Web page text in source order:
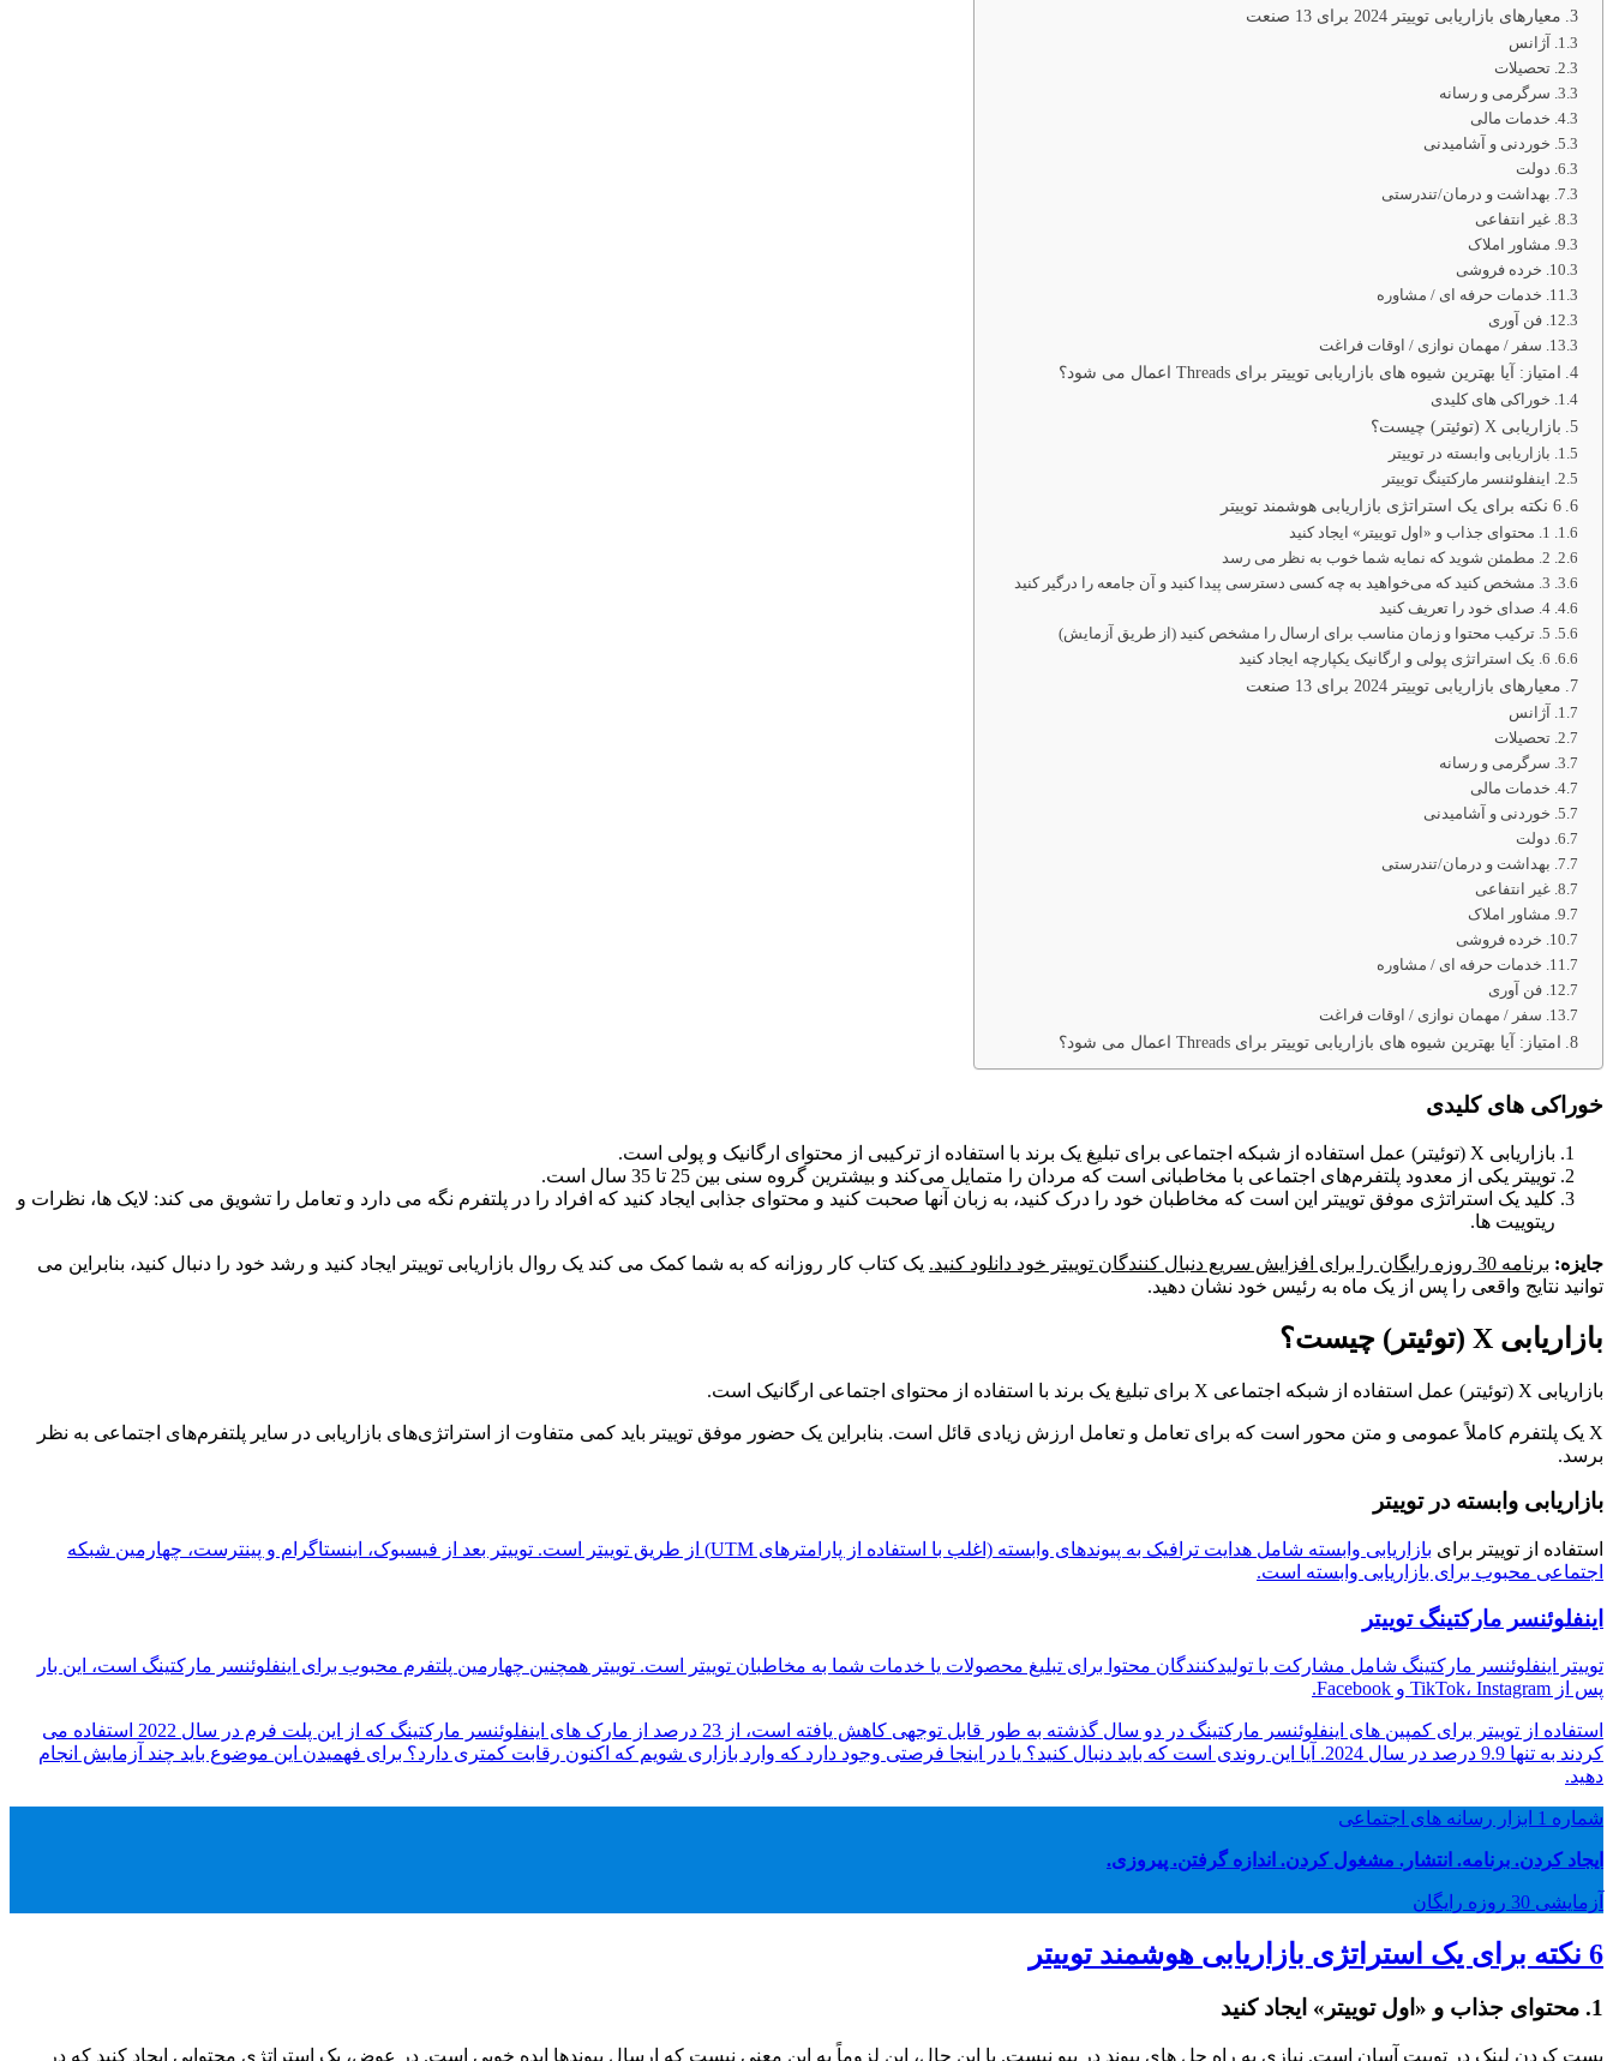
معیارهای بازاریابی توییتر 2024 برای 13 صنعت
آژانس
تحصیلات
سرگرمی و رسانه
خدمات مالی
خوردنی و آشامیدنی
دولت
بهداشت و درمان/تندرستی
غیر انتفاعی
مشاور املاک
خرده فروشی
خدمات حرفه ای / مشاوره
فن آوری
سفر / مهمان نوازی / اوقات فراغت
امتیاز: آیا بهترین شیوه های بازاریابی توییتر برای Threads اعمال می شود؟
خوراکی های کلیدی
بازاریابی X (توئیتر) چیست؟
بازاریابی وابسته در توییتر
اینفلوئنسر مارکتینگ توییتر
6 نکته برای یک استراتژی بازاریابی هوشمند توییتر
1. محتوای جذاب و «اول توییتر» ایجاد کنید
2. مطمئن شوید که نمایه شما خوب به نظر می رسد
3. مشخص کنید که می‌خواهید به چه کسی دسترسی پیدا کنید و آن جامعه را درگیر کنید
4. صدای خود را تعریف کنید
5. ترکیب محتوا و زمان مناسب برای ارسال را مشخص کنید (از طریق آزمایش)
6. یک استراتژی پولی و ارگانیک یکپارچه ایجاد کنید
معیارهای بازاریابی توییتر 2024 برای 13 صنعت
آژانس
تحصیلات
سرگرمی و رسانه
خدمات مالی
خوردنی و آشامیدنی
دولت
بهداشت و درمان/تندرستی
غیر انتفاعی
مشاور املاک
خرده فروشی
خدمات حرفه ای / مشاوره
فن آوری
سفر / مهمان نوازی / اوقات فراغت
امتیاز: آیا بهترین شیوه های بازاریابی توییتر برای Threads اعمال می شود؟
خوراکی های کلیدی
بازاریابی X (توئیتر) عمل استفاده از شبکه اجتماعی برای تبلیغ یک برند با استفاده از ترکیبی از محتوای ارگانیک و پولی است.
توییتر یکی از معدود پلتفرم‌های اجتماعی با مخاطبانی است که مردان را متمایل می‌کند و بیشترین گروه سنی بین 25 تا 35 سال است.
کلید یک استراتژی موفق توییتر این است که مخاطبان خود را درک کنید، به زبان آنها صحبت کنید و محتوای جذابی ایجاد کنید که افراد را در پلتفرم نگه می دارد و تعامل را تشویق می کند: لایک ها، نظرات و
ریتوییت ها.
جایزه: برنامه 30 روزه رایگان را برای افزایش سریع دنبال کنندگان توییتر خود دانلود کنید.
یک کتاب کار روزانه که به شما کمک می کند یک روال بازاریابی توییتر ایجاد کنید و رشد خود را دنبال کنید، بنابراین می
توانید نتایج واقعی را پس از یک ماه به رئیس خود نشان دهید.
بازاریابی X (توئیتر) چیست؟
بازاریابی X (توئیتر) عمل استفاده از شبکه اجتماعی X برای تبلیغ یک برند با استفاده از محتوای اجتماعی ارگانیک است.
X یک پلتفرم کاملاً عمومی و متن محور است که برای تعامل و تعامل ارزش زیادی قائل است. بنابراین یک حضور موفق توییتر باید کمی متفاوت از استراتژی‌های بازاریابی در سایر پلتفرم‌های اجتماعی به نظر
برسد.
بازاریابی وابسته در توییتر
استفاده از توییتر برای
بازاریابی وابسته شامل هدایت ترافیک به پیوندهای وابسته (اغلب با استفاده از پارامترهای UTM) از طریق توییتر است. توییتر بعد از فیسبوک، اینستاگرام و پینترست، چهارمین شبکه
اجتماعی محبوب برای بازاریابی وابسته است.
اینفلوئنسر مارکتینگ توییتر
توییتر
اینفلوئنسر مارکتینگ شامل مشارکت با تولیدکنندگان محتوا برای تبلیغ محصولات یا خدمات شما به مخاطبان توییتر است. توییتر همچنین چهارمین پلتفرم محبوب برای اینفلوئنسر مارکتینگ است، این بار
پس از TikTok، Instagram و Facebook.
استفاده از توییتر برای کمپین های اینفلوئنسر مارکتینگ در دو سال گذشته به طور قابل توجهی کاهش یافته است، از 23 درصد از مارک های اینفلوئنسر مارکتینگ که از این پلت فرم در سال 2022 استفاده می
کردند به تنها 9.9 درصد در سال 2024. آیا این روندی است که باید دنبال کنید؟ یا در اینجا فرصتی وجود دارد که وارد بازاری شویم که اکنون رقابت کمتری دارد؟ برای فهمیدن این موضوع باید چند آزمایش انجام
دهید.
شماره 1 ابزار رسانه های اجتماعی
ايجاد كردن. برنامه. انتشار. مشغول کردن. اندازه گرفتن. پیروزی.
آزمایشی 30 روزه رایگان
6 نکته برای یک استراتژی بازاریابی هوشمند توییتر
1. محتوای جذاب و «اول توییتر» ایجاد کنید
پست کردن لینک در توییت آسان است. نیازی به راه حل های پیوند در بیو نیست. با این حال، این لزوماً به این معنی نیست که ارسال پیوندها ایده خوبی است. در عوض، یک استراتژی محتوایی ایجاد کنید که در